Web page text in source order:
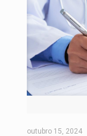
outubro 15, 2024